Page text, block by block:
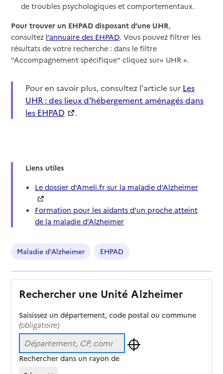
de troubles psychologiques et comportementaux.
Pour trouver un EHPAD disposant d’une UHR,
consultez l’annuaire des EHPAD. Vous pouvez filtrer les
résultats de votre recherche : dans le filtre
"Accompagnement spécifique" cliquez sur« UHR ».
Pour en savoir plus, consultez l'article sur Les
UHR : des lieux d’hébergement aménagés dans
les EHPAD
.
Liens utiles
Le dossier d'Ameli.fr sur la maladie d'Alzheimer
Formation pour les aidants d’un proche atteint
de la maladie d’Alzheimer
Maladie d’Alzheimer EHPAD
Rechercher une Unité Alzheimer
Saisissez un département, code postal ou commune
(obligatoire)
Rechercher dans un rayon de